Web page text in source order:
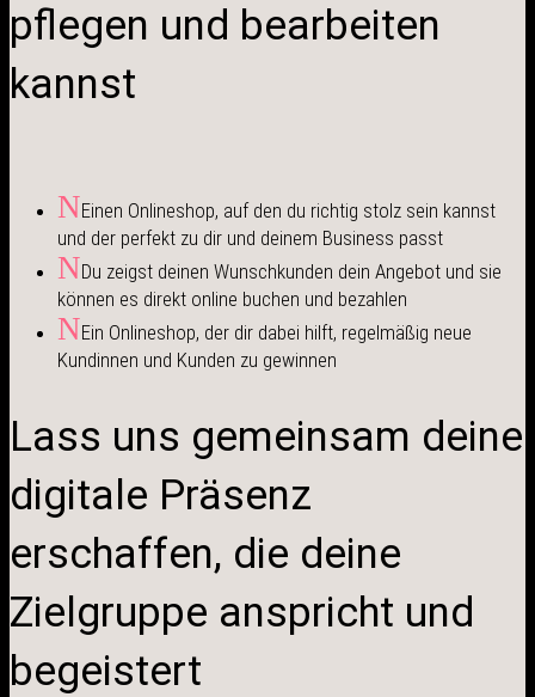
pflegen und bearbeiten
kannst
NEinen Onlineshop, auf den du richtig stolz sein kannst
und der perfekt zu dir und deinem Business passt
NDu zeigst deinen Wunschkunden dein Angebot und sie
können es direkt online buchen und bezahlen
NEin Onlineshop, der dir dabei hilft, regelmäßig neue
Kundinnen und Kunden zu gewinnen
Lass uns gemeinsam deine
digitale Präsenz
erschaffen, die deine
Zielgruppe anspricht und
begeistert